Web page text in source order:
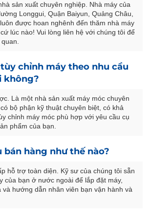
sản xuất chuyên nghiệp. Nhà máy của
Longgui, Quận Baiyun, Quảng Châu,
được hoan nghênh đến thăm nhà máy
lúc nào! Vui lòng liên hệ với chúng tôi để
chỉnh máy theo nhu cầu
không?
Là một nhà sản xuất máy móc chuyên
bộ phận kỹ thuật chuyên biệt, có khả
chỉnh máy móc phù hợp với yêu cầu cụ
phẩm của bạn.
bán hàng như thế nào?
hỗ trợ toàn diện. Kỹ sư của chúng tôi sẵn
của bạn ở nước ngoài để lắp đặt máy,
và hướng dẫn nhân viên bạn vận hành và